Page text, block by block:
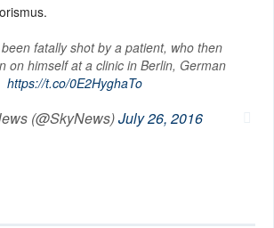
fatally shot by a patient, who then
on himself at a clinic in Berlin, German
https://t.co/0E2HyghaTo
(@SkyNews)July 26, 2016